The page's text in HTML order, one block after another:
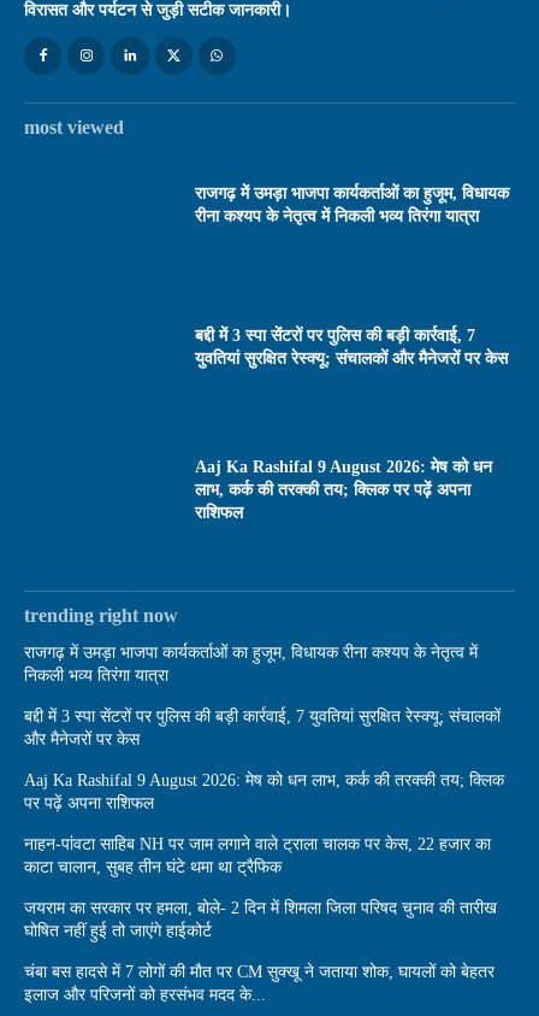
विरासत और पर्यटन से जुड़ी सटीक जानकारी।
most viewed
राजगढ़ में उमड़ा भाजपा कार्यकर्ताओं का हुजूम, विधायक
रीना कश्यप के नेतृत्व में निकली भव्य तिरंगा यात्रा
बद्दी में 3 स्पा सेंटरों पर पुलिस की बड़ी कार्रवाई, 7
युवतियां सुरक्षित रेस्क्यू; संचालकों और मैनेजरों पर केस
Aaj Ka Rashifal 9 August 2026: मेष को धन
लाभ, कर्क की तरक्की तय; क्लिक पर पढ़ें अपना
राशिफल
trending right now
राजगढ़ में उमड़ा भाजपा कार्यकर्ताओं का हुजूम, विधायक रीना कश्यप के नेतृत्व में
निकली भव्य तिरंगा यात्रा
बद्दी में 3 स्पा सेंटरों पर पुलिस की बड़ी कार्रवाई, 7 युवतियां सुरक्षित रेस्क्यू; संचालकों
और मैनेजरों पर केस
Aaj Ka Rashifal 9 August 2026: मेष को धन लाभ, कर्क की तरक्की तय; क्लिक
पर पढ़ें अपना राशिफल
नाहन-पांवटा साहिब NH पर जाम लगाने वाले ट्राला चालक पर केस, 22 हजार का
काटा चालान, सुबह तीन घंटे थमा था ट्रैफिक
जयराम का सरकार पर हमला, बोले- 2 दिन में शिमला जिला परिषद चुनाव की तारीख
घोषित नहीं हुई तो जाएंगे हाईकोर्ट
चंबा बस हादसे में 7 लोगों की मौत पर CM सुक्खू ने जताया शोक, घायलों को बेहतर
इलाज और परिजनों को हरसंभव मदद के...